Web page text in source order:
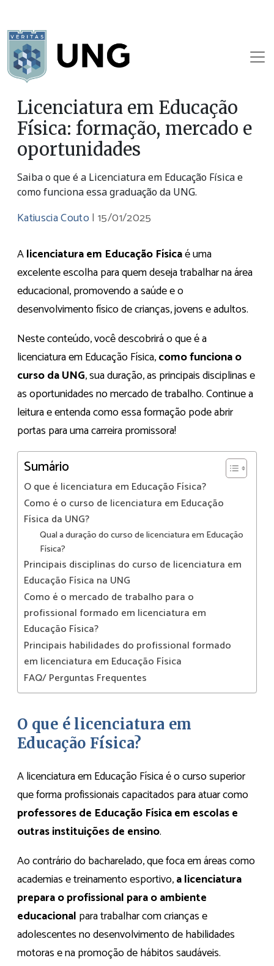
Licenciatura em Educação
Física: formação, mercado e
oportunidades
Saiba o que é a Licenciatura em Educação Física e
como funciona essa graduação da UNG.
Katiuscia Couto |15/01/2025
Alicenciatura em Educação Físicaé uma
excelente escolha para quem deseja trabalhar na área
educacional, promovendo a saúde e o
desenvolvimento físico de crianças, jovens e adultos.
Neste conteúdo, você descobrirá o que é a
licenciatura em Educação Física,como funciona o
curso da UNG, sua duração, as principais disciplinas e
as oportunidades no mercado de trabalho. Continue a
leitura e entenda como essa formação pode abrir
portas para uma carreira promissora!
Sumário
O que é licenciatura em Educação Física?
Como é o curso de licenciatura em Educação
Física da UNG?
Qual a duração do curso de licenciatura em Educação
Física?
Principais disciplinas do curso de licenciatura em
Educação Física na UNG
Como é o mercado de trabalho para o
profissional formado em licenciatura em
Educação Física?
Principais habilidades do profissional formado
em licenciatura em Educação Física
FAQ/ Perguntas Frequentes
O que é licenciatura em
Educação Física?
A licenciatura em Educação Física é o curso superior
que forma profissionais capacitados para atuar como
professores de Educação Física em escolas e
outras instituições de ensino.
Ao contrário do bacharelado, que foca em áreas como
academias e treinamento esportivo,a licenciatura
prepara o profissional para o ambiente
educacional para trabalhar com crianças e
adolescentes no desenvolvimento de habilidades
motoras e na promoção de hábitos saudáveis.